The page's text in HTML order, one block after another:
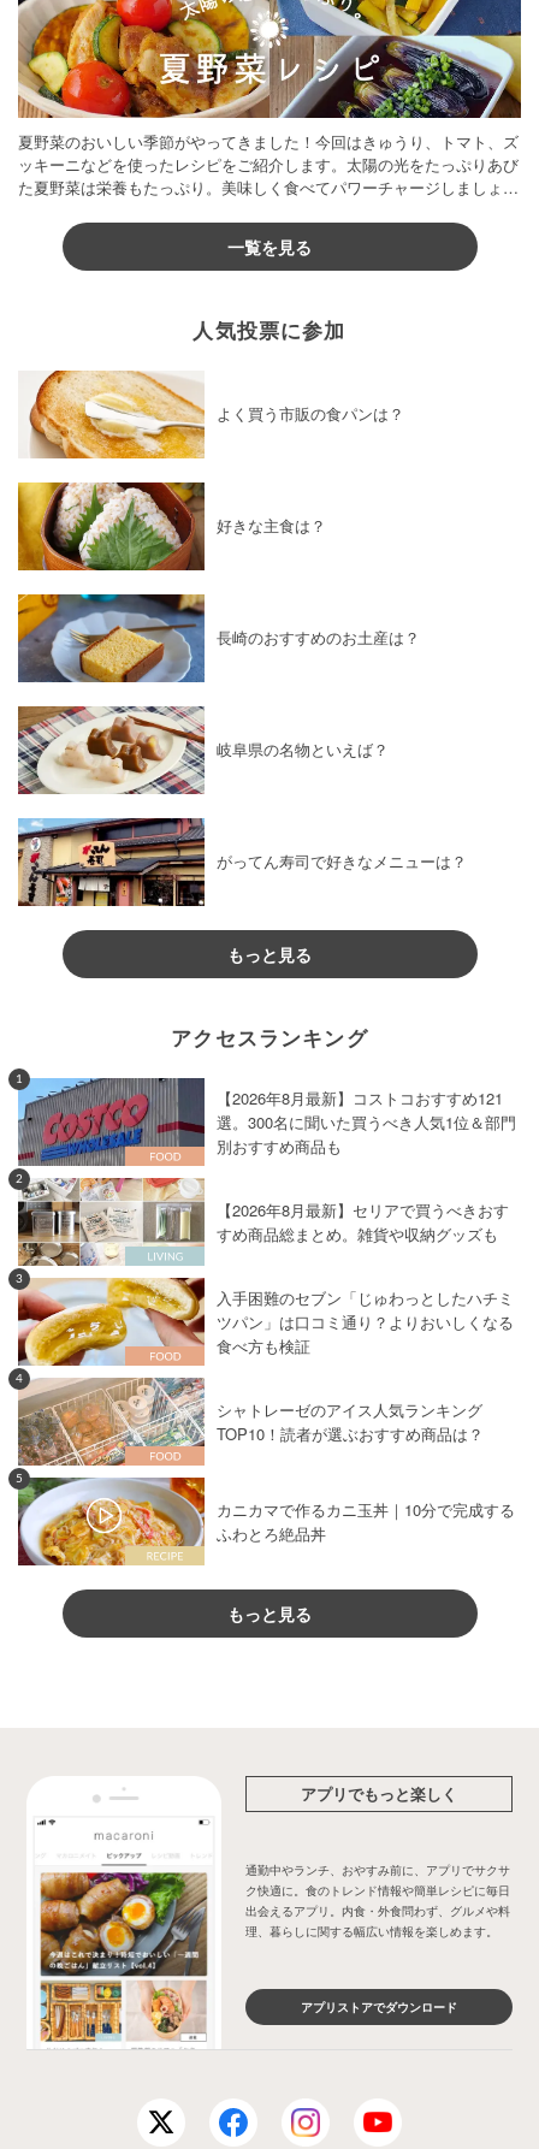
夏野菜のおいしい季節がやってきました！今回はきゅうり、トマト、ズ
ッキーニなどを使ったレシピをご紹介します。太陽の光をたっぷりあび
た夏野菜は栄養もたっぷり。美味しく食べてパワーチャージしましょう
一覧を見る
人気投票に参加
よく買う市販の食パンは？
好きな主食は？
長崎のおすすめのお土産は？
岐阜県の名物といえば？
がってん寿司で好きなメニューは？
もっと見る
アクセスランキング
1
【2026年8月最新】コストコおすすめ121
選。300名に聞いた買うべき人気1位＆部門
別おすすめ商品も
2
【2026年8月最新】セリアで買うべきおす
すめ商品総まとめ。雑貨や収納グッズも
3
入手困難のセブン「じゅわっとしたハチミ
ツパン」は口コミ通り？よりおいしくなる
食べ方も検証
4
シャトレーゼのアイス人気ランキング
TOP10！読者が選ぶおすすめ商品は？
5
カニカマで作るカニ玉丼｜10分で完成する
ふわとろ絶品丼
もっと見る
アプリでもっと楽しく
通勤中やランチ、おやすみ前に、アプリでサクサ
ク快適に。食のトレンド情報や簡単レシピに毎日
出会えるアプリ。内食・外食問わず、グルメや料
理、暮らしに関する幅広い情報を楽しめます。
アプリストアでダウンロード